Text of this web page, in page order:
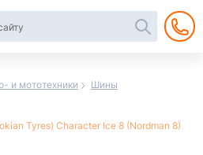
и мототехники
Шины
Tyres) Character Ice 8 (Nordman 8)